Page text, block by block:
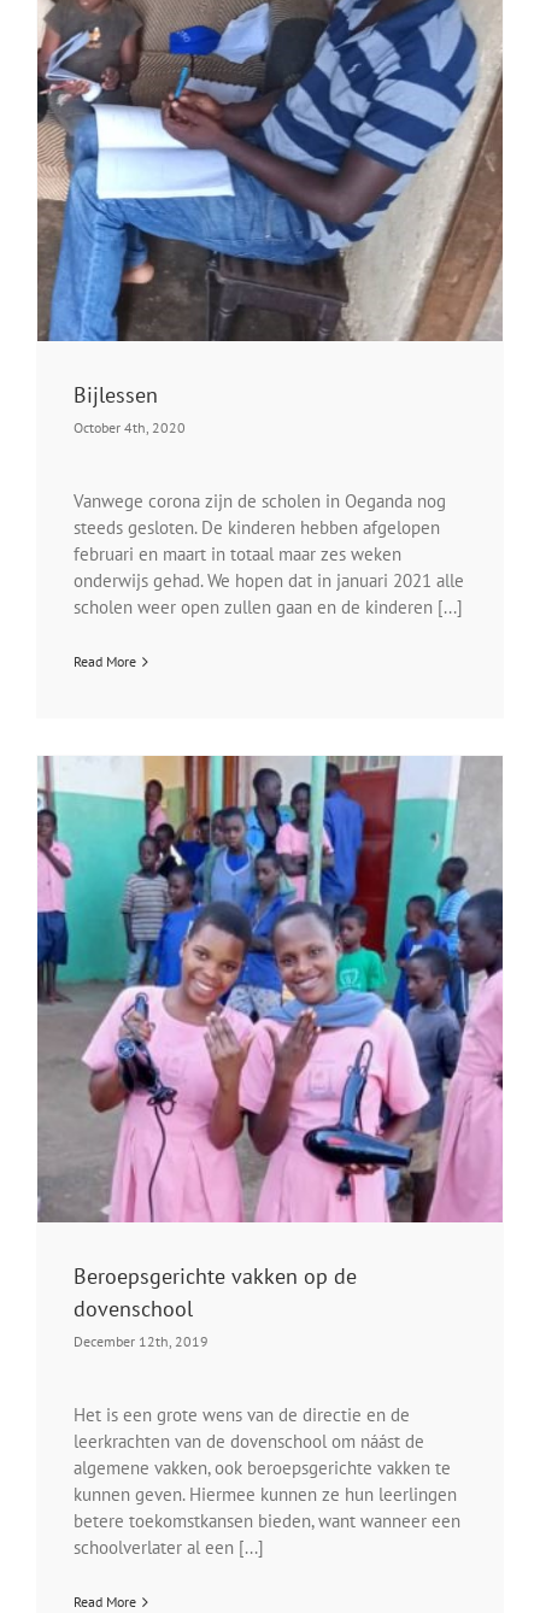
Bijlessen
October 4th, 2020
Vanwege corona zijn de scholen in Oeganda nog
steeds gesloten. De kinderen hebben afgelopen
februari en maart in totaal maar zes weken
onderwijs gehad. We hopen dat in januari 2021 alle
scholen weer open zullen gaan en de kinderen [...]
Read More
Beroepsgerichte vakken op de
dovenschool
December 12th, 2019
Het is een grote wens van de directie en de
leerkrachten van de dovenschool om náást de
algemene vakken, ook beroepsgerichte vakken te
kunnen geven. Hiermee kunnen ze hun leerlingen
betere toekomstkansen bieden, want wanneer een
schoolverlater al een [...]
Read More